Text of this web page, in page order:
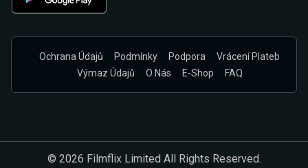
Ochrana Údajů Podmínky Podpora
Vrácení Plateb
Výmaz Údajů
O Nás E-Shop FAQ
© 2026 Filmflix Limited All Rights Reserved.